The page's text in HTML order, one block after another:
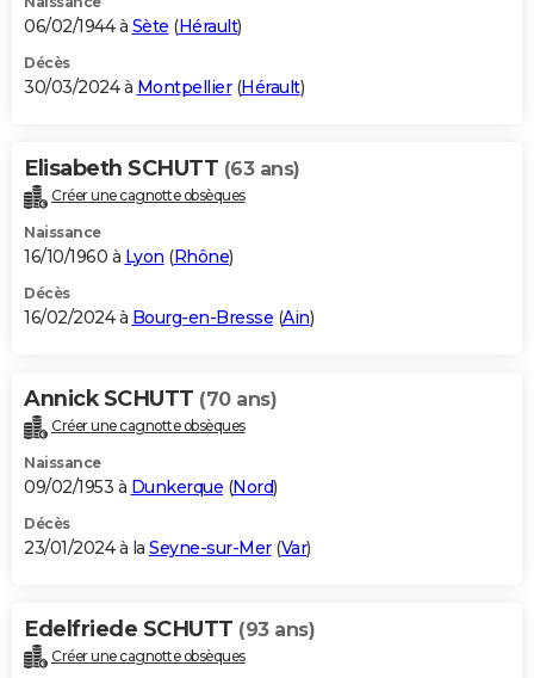
06/02/1944 à Sète (Hérault)
Décès
30/03/2024 à Montpellier(Hérault)
Elisabeth SCHUTT (63 ans)
Créer une cagnotte obsèques
Naissance
16/10/1960 à Lyon (Rhône)
Décès
16/02/2024 à Bourg-en-Bresse (Ain)
Annick SCHUTT (70 ans)
Créer une cagnotte obsèques
Naissance
09/02/1953 à Dunkerque (Nord)
Décès
23/01/2024 à la Seyne-sur-Mer(Var)
Edelfriede SCHUTT (93 ans)
Créer une cagnotte obsèques